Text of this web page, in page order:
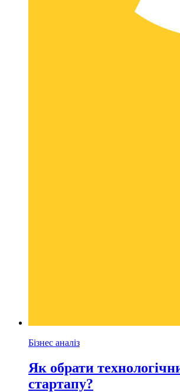
Бізнес аналіз
Як обрати
стартапу?